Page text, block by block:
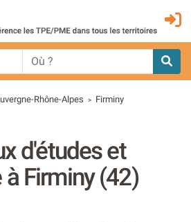
Rhône-Alpes > Firminy
d'études et
Firminy (42)